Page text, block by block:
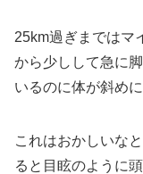
25km過ぎまではマ
から少しして急に
いるのに体が斜め
これはおかしいな
ると目眩のように